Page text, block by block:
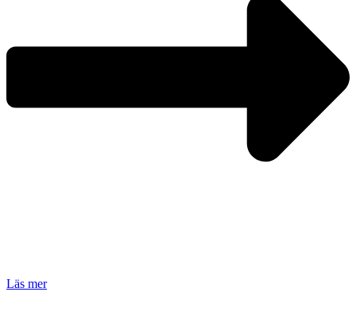
Läs mer